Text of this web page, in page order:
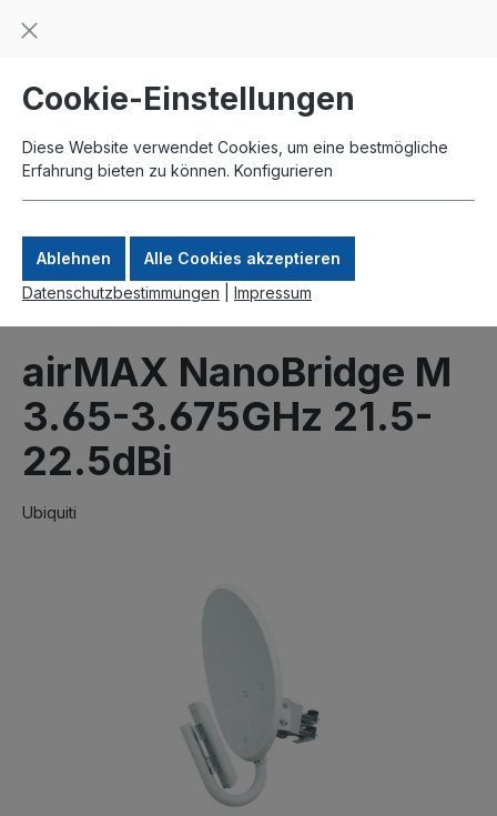
springen
Zahlung per Paypal
airMAX NanoBridge M
3.65-3.675GHz 21.5-
22.5dBi
Ubiquiti
Cookie-Einstellungen
Diese Website verwendet Cookies, um eine bestmögliche
Erfahrung bieten zu können. Konfigurieren
Ablehnen
Alle Cookies akzeptieren
Datenschutzbestimmungen
Impressum